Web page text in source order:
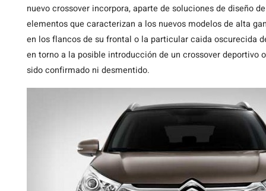
nuevo crossover incorpora, aparte de soluciones de diseño
elementos que caracterizan a los nuevos modelos de alta
en los flancos de su frontal o la particular caida oscurecida
en torno a la posible introducción de un crossover
sido confirmado ni desmentido.